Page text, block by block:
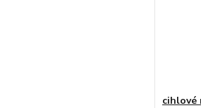
cihlové